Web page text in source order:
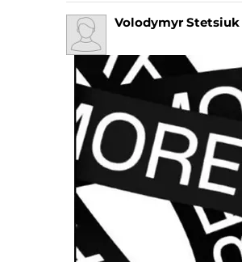
Volodymyr Stetsiuk